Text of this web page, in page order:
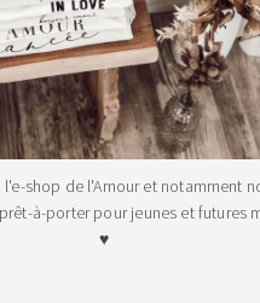
l'e-shop de l'Amour et notamment
à-porter pour jeunes et futures
♥